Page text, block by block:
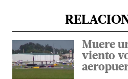
Muere
viento